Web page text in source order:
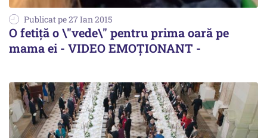
Publicat pe 27 Ian 2015
O fetiță o \"vede\" pentru prima oară pe
mama ei - VIDEO EMOȚIONANT -